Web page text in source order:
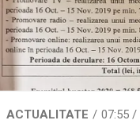
ACTUALITATE 07:55